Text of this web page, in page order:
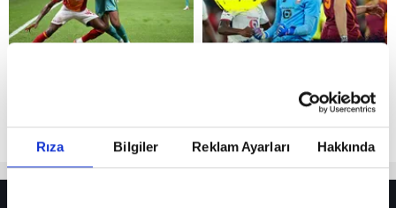
Rıza Bilgiler Reklam Ayarları Hakkında